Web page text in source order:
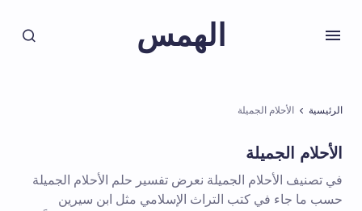
الهمس
الرئيسية الأحلام الجميلة
الأحلام الجميلة
في تصنيف الأحلام الجميلة نعرض تفسير حلم الأحلام الجميلة
حسب ما جاء في كتب التراث الإسلامي مثل ابن سيرين